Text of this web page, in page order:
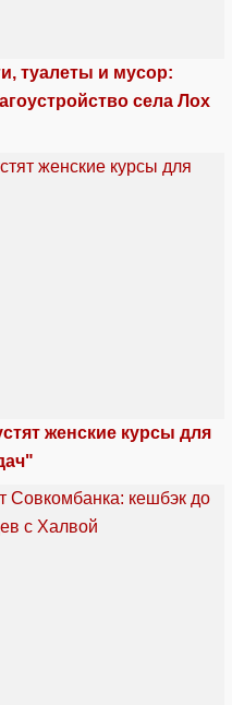
туалеты и мусор:
села Лох
женские курсы для